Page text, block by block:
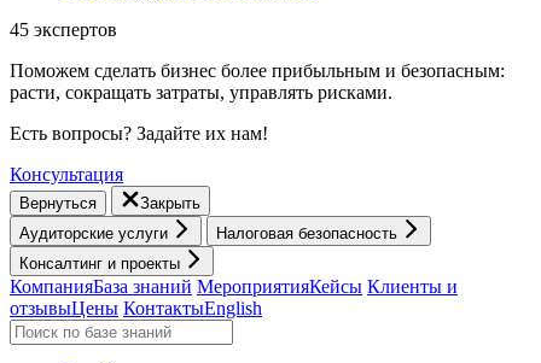
45 экспертов
Поможем сделать бизнес более прибыльным и безопасным:
расти, cокращать затраты, управлять рисками.
Есть вопросы? Задайте их нам!
Консультация
Вернуться
Закрыть
Аудиторские услуги
Налоговая безопасность
Консалтинг и проекты
КомпанияБаза знаний МероприятияКейсы Клиенты и
отзывыЦены КонтактыEnglish